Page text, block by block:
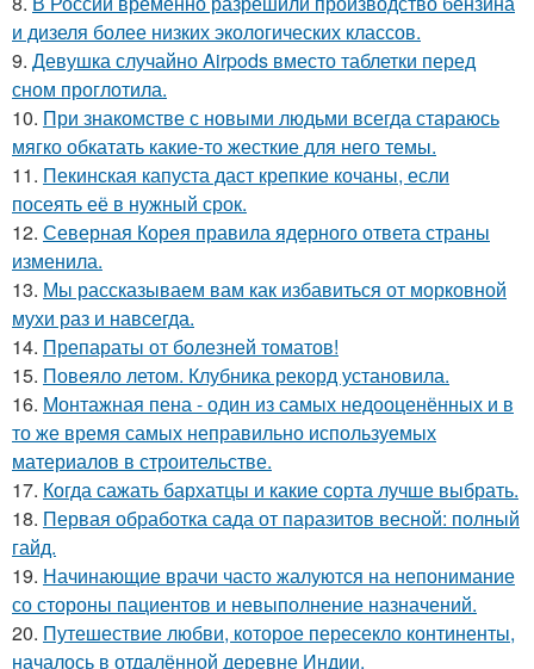
и дизеля более низких экологических классов.
9. Девушка случайно Airpods вместо таблетки перед
сном проглотила.
10. При знакомстве с новыми людьми всегда стараюсь
мягко обкатать какие-то жесткие для него темы.
11. Пекинская капуста даст крепкие кочаны, если
посеять её в нужный срок.
12. Северная Корея правила ядерного ответа страны
изменила.
13. Мы рассказываем вам как избавиться от морковной
мухи раз и навсегда.
14. Препараты от болезней томатов!
15. Повеяло летом. Клубника рекорд установила.
16. Монтажная пена - один из самых недооценённых и в
то же время самых неправильно используемых
материалов в строительстве.
17. Когда сажать бархатцы и какие сорта лучше выбрать.
18. Первая обработка сада от паразитов весной: полный
гайд.
19. Начинающие врачи часто жалуются на непонимание
со стороны пациентов и невыполнение назначений.
20. Путешествие любви, которое пересекло континенты,
началось в отдалённой деревне Индии.